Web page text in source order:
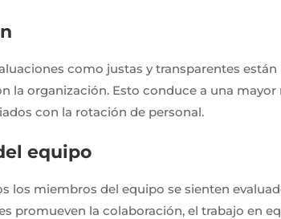
como justas y transparentes
la organización. Esto conduce a una
con la rotación de personal.
equipo
los miembros del equipo se sienten
promueven la colaboración, el trabajo en